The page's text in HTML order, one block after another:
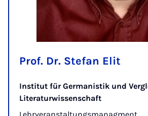
Prof. Dr. Stefan Elit
Institut für Germanistik und
Literaturwissenschaft
Lehrveranstaltungsmanagment